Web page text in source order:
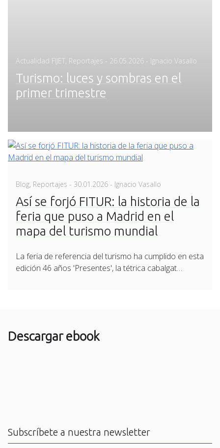
Actualidad FIJET Reportajes - Posted
26.05.2026 - Ignacio Vasallo
Turismo: luces y sombras en el
primer trimestre
Blog, Reportajes - Posted
on
30.01.2026 - Ignacio Vasallo
Así se forjó FITUR: la historia de la
feria que puso a Madrid en el
mapa del turismo mundial
La feria de referencia del turismo ha cumplido en esta
edición 46 años 'Presentes', la tétrica cabalgat…
Descargar ebook
Subscríbete a nuestra newsletter